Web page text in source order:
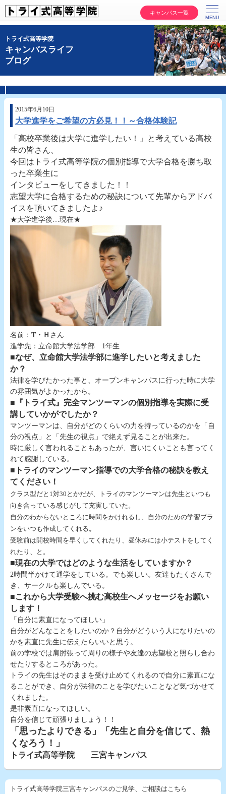
キャンパス一覧
トライ式高等学院
キャンパスライフ
ブログ
2015年6月10日
大学進学をご希望の方必見！！～合格体験記
「高校卒業後は大学に進学したい！」と考えている高校
生の皆さん、
今回はトライ式高等学院の個別指導で大学合格を勝ち取
った卒業生に
インタビューをしてきました！！
志望大学に合格するための秘訣について先輩からアドバ
イスを頂いてきましたよ♪
★大学進学後…現在★
名前： T・Ｈ さん
進学先：立命館大学法学部 1年生
■なぜ、立命館大学法学部に進学したいと考えました
か？
法律を学びたかった事と、オープンキャンパスに行った時に大学
の雰囲気がよかったから。
■『トライ式』完全マンツーマンの個別指導を実際に受
講していかがでしたか？
マンツーマンは、自分がどのくらいの力を持っているのかを「自
分の視点」と「先生の視点」で絶えず見ることが出来た。
時に厳しく言われることもあったが、言いにくいことも言ってく
れて感謝している。
■トライのマンツーマン指導での大学合格の秘訣を教え
てください！
クラス型だと1対30とかだが、トライのマンツーマンは先生といつも
向き合っている感じがして充実していた。
自分のわからないところに時間をかけれるし、自分のための学習プラ
ンをいつも作成してくれる。
受験前は開校時間を早くしてくれたり、昼休みには小テストをしてく
れたり、と。
■現在の大学ではどのような生活をしていますか？
2時間半かけて通学をしている。でも楽しい。友達もたくさんで
き、サークルも楽しんでいる。
■これから大学受験へ挑む高校生へメッセージをお願い
します！
「自分に素直になってほしい」
自分がどんなことをしたいのか？自分がどういう人になりたいの
かを素直に先生に伝えたらいいと思う。
前の学校では肩肘張って周りの様子や友達の志望校と照らし合わ
せたりするところがあった。
トライの先生はそのままを受け止めてくれるので自分に素直にな
ることができ、自分が法律のことを学びたいことなど気づかせて
くれました。
是非素直になってほしい。
自分を信じて頑張りましょう！！
「思ったよりできる」「先生と自分を信じて、熱
くなろう！」
トライ式高等学院 三宮キャンパス
トライ式高等学院三宮キャンパスのご見学、ご相談はこちら